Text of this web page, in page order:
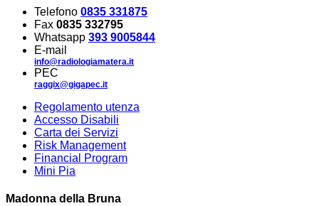
Telefono 0835 331875
Fax 0835 332795
Whatsapp 393 9005844
E-mail
info@radiologiamatera.it
PEC
raggix@gigapec.it
Regolamento utenza
Accesso Disabili
Carta dei Servizi
Risk Management
Financial Program
Mini Pia
Madonna della Bruna